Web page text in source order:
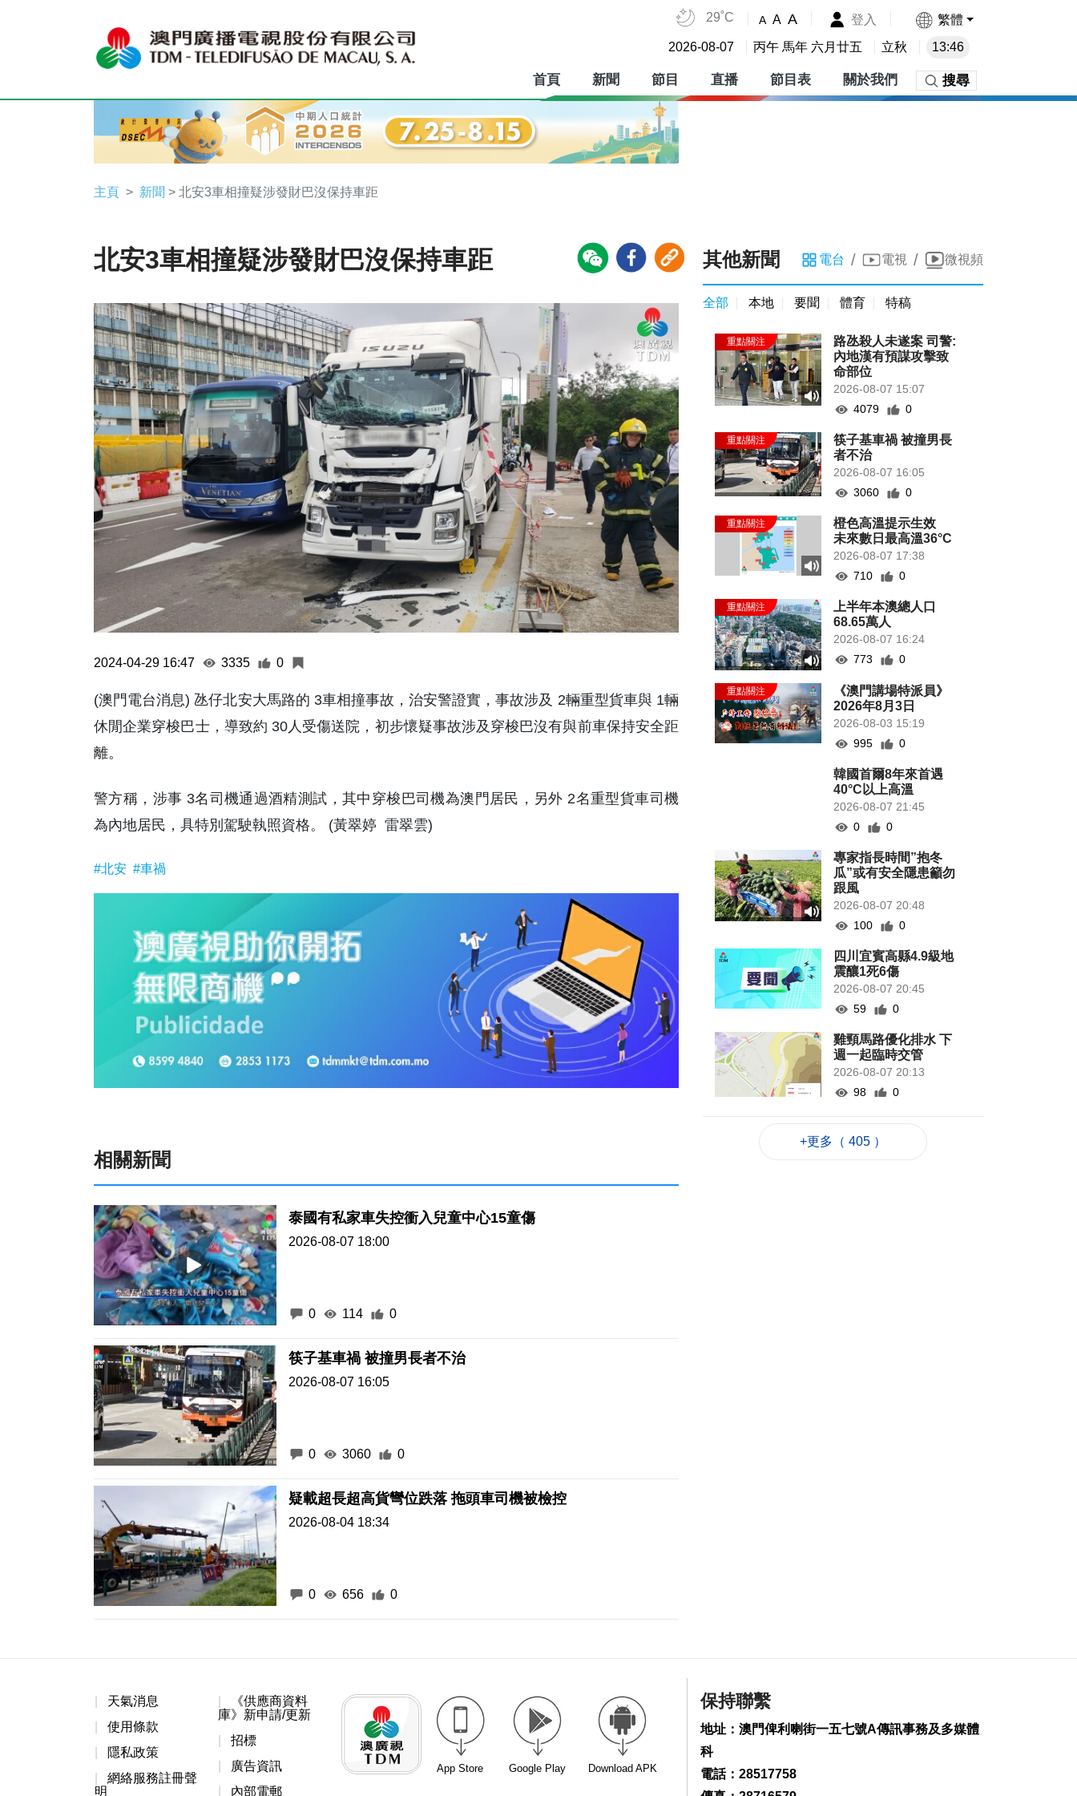
29˚C A A A 登入 繁體
2026-08-07 丙午 馬年 六月廿五 立秋 13:46
首頁 新聞 節目 直播 節目表 關於我們 搜尋
主頁 新聞 > 北安3車相撞疑涉發財巴沒保持車距
北安3車相撞疑涉發財巴沒保持車距
2024-04-29 16:47 3335 0
(澳門電台消息) 氹仔北安大馬路的 3車相撞事故，治安警證實，事故涉及 2輛重型貨車與 1輛
休閒企業穿梭巴士，導致約 30人受傷送院，初步懷疑事故涉及穿梭巴沒有與前車保持安全距
離。
警方稱，涉事 3名司機通過酒精測試，其中穿梭巴司機為澳門居民，另外 2名重型貨車司機
為內地居民，具特別駕駛執照資格。 (黃翠婷 雷翠雲)
#北安 #車禍
相關新聞
泰國有私家車失控衝入兒童中心15童傷
2026-08-07 18:00
0 114 0
筷子基車禍 被撞男長者不治
2026-08-07 16:05
0 3060 0
疑載超長超高貨彎位跌落 拖頭車司機被檢控
2026-08-04 18:34
0 656 0
其他新聞 電台 / 電視 / 微視頻
全部 本地 要聞 體育 特稿
路氹殺人未遂案 司警:
內地漢有預謀攻擊致
命部位
2026-08-07 15:07
4079
0
筷子基車禍 被撞男長
者不治
2026-08-07 16:05
3060
0
橙色高溫提示生效
未來數日最高溫36°C
2026-08-07 17:38
710
0
上半年本澳總人口
68.65萬人
2026-08-07 16:24
773
0
《澳門講場特派員》
2026年8月3日
2026-08-03 15:19
995
0
韓國首爾8年來首遇
40°C以上高溫
2026-08-07 21:45
0
0
專家指長時間”抱冬
瓜”或有安全隱患籲勿
跟風
2026-08-07 20:48
100
0
四川宜賓高縣4.9級地
震釀1死6傷
2026-08-07 20:45
59
0
雞頸馬路優化排水 下
週一起臨時交管
2026-08-07 20:13
98
0
險斑馬線清單分批翻
+更多（ 405 ）
天氣消息
使用條款
隱私政策
網絡服務註冊聲
明
《供應商資料
庫》新申請/更新
招標
廣告資訊
內部電郵
App Store Google Play Download APK
保持聯繫
地址：澳門俾利喇街一五七號A傳訊事務及多媒體
科
電話：28517758